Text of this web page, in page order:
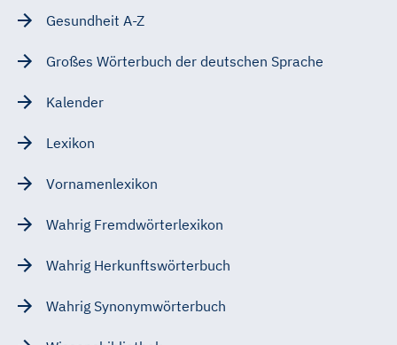
Gesundheit A-Z
Großes Wörterbuch der deutschen Sprache
Kalender
Lexikon
Vornamenlexikon
Wahrig Fremdwörterlexikon
Wahrig Herkunftswörterbuch
Wahrig Synonymwörterbuch